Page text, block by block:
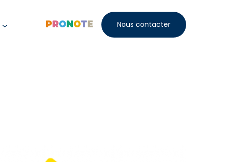
Nous contacter